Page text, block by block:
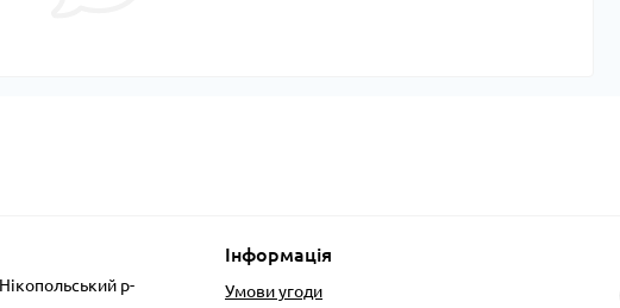
р-
Інформація
Умови угоди